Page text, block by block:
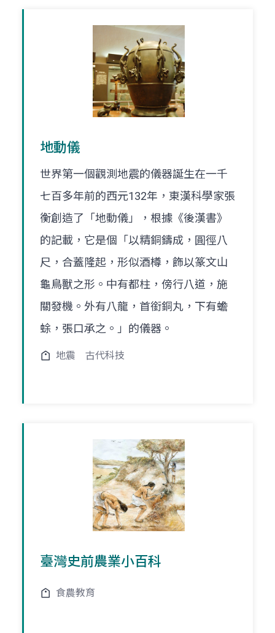
地動儀
世界第一個觀測地震的儀器誕生在一千
七百多年前的西元132年，東漢科學家張
衡創造了「地動儀」，根據《後漢書》
的記載，它是個「以精銅鑄成，圓徑八
尺，合蓋隆起，形似酒樽，飾以篆文山
龜鳥獸之形。中有都柱，傍行八道，施
關發機。外有八龍，首銜銅丸，下有蟾
蜍，張口承之。」的儀器。
地震 古代科技
臺灣史前農業小百科
食農教育